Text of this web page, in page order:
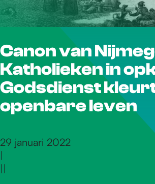
r
d
e
Canon van
Katholieken in
Godsdienst
openbare leven
29 januari 2022
|
||